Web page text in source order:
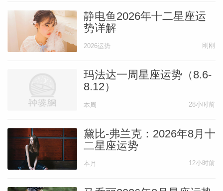
静电鱼2026年十二星座运
势详解
2026运势 刚刚
玛法达一周星座运势（8.6-
8.12）
本周 28小时前
黛比-弗兰克：2026年8月十
二星座运势
本月 12小时前